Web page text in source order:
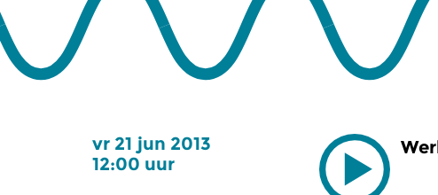
vr 21 jun 2013
12:00 uur